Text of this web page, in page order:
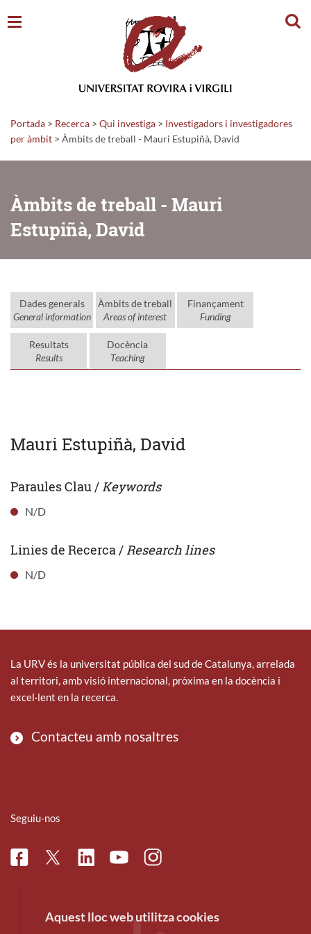
Portada > Recerca > Qui investiga > Investigadors i investigadores
per àmbit > Àmbits de treball - Mauri Estupiñà, David
Àmbits de treball - Mauri
Estupiñà, David
Dades generals
General information
Àmbits de treball
Areas of interest
Finançament
Funding
Resultats
Results
Docència
Teaching
Mauri Estupiñà, David
Paraules Clau / Keywords
N/D
Linies de Recerca / Research lines
N/D
La URV és la universitat pública del sud de Catalunya, arrelada
al territori, amb visió internacional, pròxima en la docència i
excel·lent en la recerca.
Contacteu amb nosaltres
Seguiu-nos
FacebookTwitterLinkedinYoutubeInstagram
Aquest lloc web utilitza cookies